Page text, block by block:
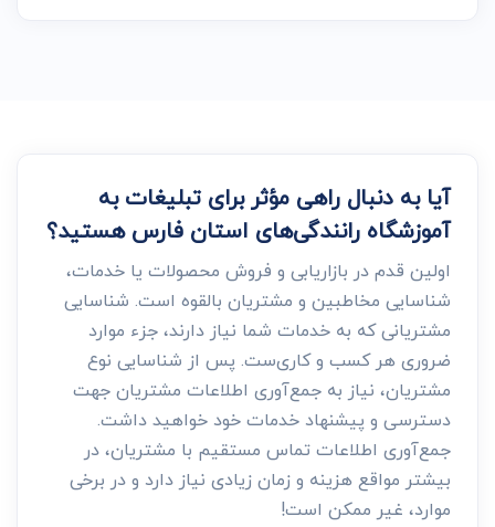
آیا به دنبال راهی مؤثر برای تبلیغات به
آموزشگاه رانندگی‌های استان فارس هستید؟
اولین قدم در بازاریابی و فروش محصولات یا خدمات،
شناسایی مخاطبین و مشتریان بالقوه است. شناسایی
مشتریانی که به خدمات شما نیاز دارند، جزء موارد
ضروری هر کسب و کاری‌ست. پس از شناسایی نوع
مشتریان، نیاز به جمع‌آوری اطلاعات مشتریان جهت
دسترسی و پیشنهاد خدمات خود خواهید داشت.
جمع‌آوری اطلاعات تماس مستقیم با مشتریان، در
بیشتر مواقع هزینه و زمان زیادی نیاز دارد و در برخی
موارد، غیر ممکن است!